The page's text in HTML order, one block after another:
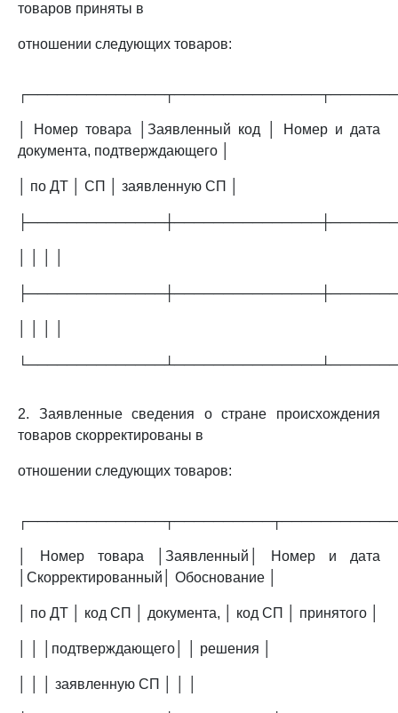
товаров приняты в
отношении следующих товаров:
│ Номер товара │Заявленный код │ Номер и дата
документа, подтверждающего │
│ по ДТ │ СП │ заявленную СП │
2. Заявленные сведения о стране происхождения
товаров скорректированы в
отношении следующих товаров:
│ Номер товара │Заявленный│ Номер и дата
│Скорректированный│ Обоснование │
│ по ДТ │ код СП │ документа, │ код СП │ принятого │
│ │ │подтверждающего│ │ решения │
│ │ │ заявленную СП │ │ │